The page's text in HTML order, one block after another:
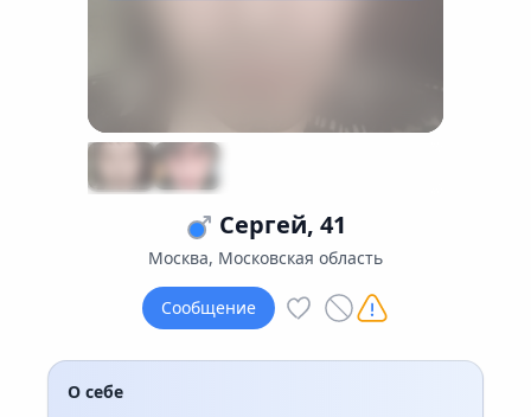
Сергей, 41
Москва, Московская область
Сообщение
О себе